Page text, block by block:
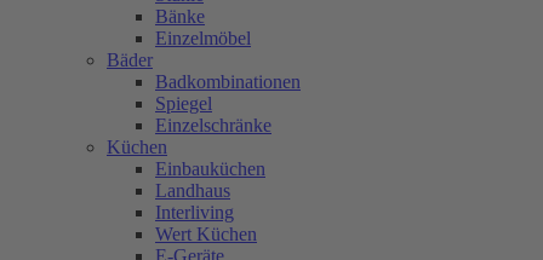
Bänke
Einzelmöbel
Bäder
Badkombinationen
Spiegel
Einzelschränke
Küchen
Einbauküchen
Landhaus
Interliving
Wert Küchen
E-Geräte